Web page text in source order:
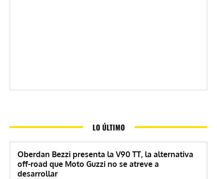
LO ÚLTIMO
Oberdan Bezzi presenta la V90 TT, la alternativa
off-road que Moto Guzzi no se atreve a
desarrollar